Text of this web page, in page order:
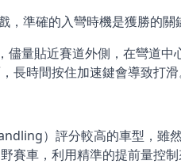
準確的入彎時機是獲勝的關
儘量貼近賽道外側，在彎道
長時間按住加速鍵會導致打
）評分較高的車型，雖
賽車，利用精準的提前量控